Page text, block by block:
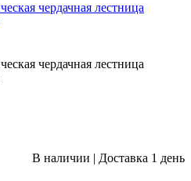
чердачная лестница
чердачная лестница
В наличии | Доставка 1 день